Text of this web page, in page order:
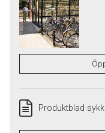
Produktblad